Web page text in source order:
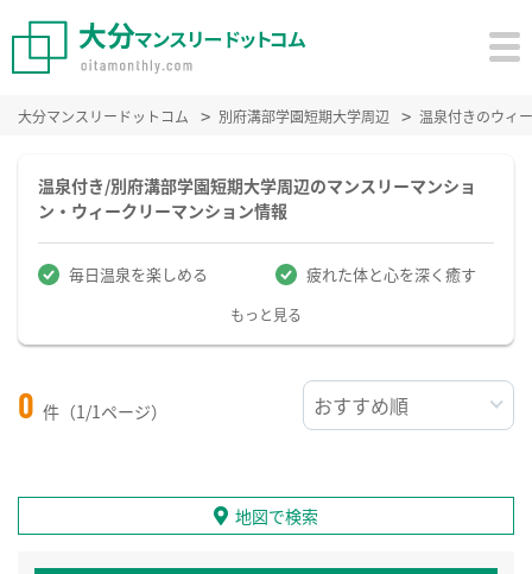
大分マンスリードットコム 別府溝部学園短期大学周辺 温泉付きのウィ
温泉付き/別府溝部学園短期大学周辺のマンスリーマンショ
ン・ウィークリーマンション情報
毎日温泉を楽しめる 疲れた体と心を深く癒す
もっと見る
0 件（1/1ページ）
地図で検索